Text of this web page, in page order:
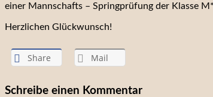
einer Mannschafts – Springprüfung der Klasse
Herzlichen Glückwunsch!
Share Mail
Schreibe einen Kommentar